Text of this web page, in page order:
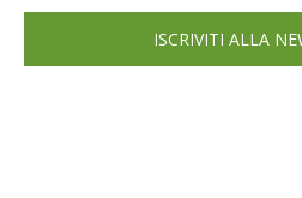
ISCRIVITI ALLA